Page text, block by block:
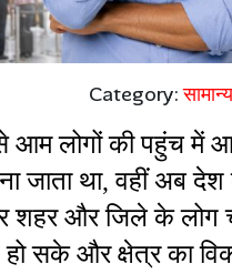
Category:
आम लोगों की पहुंच में
जाता था, वहीं अब
शहर और जिले के लोग
हो सके और क्षेत्र का